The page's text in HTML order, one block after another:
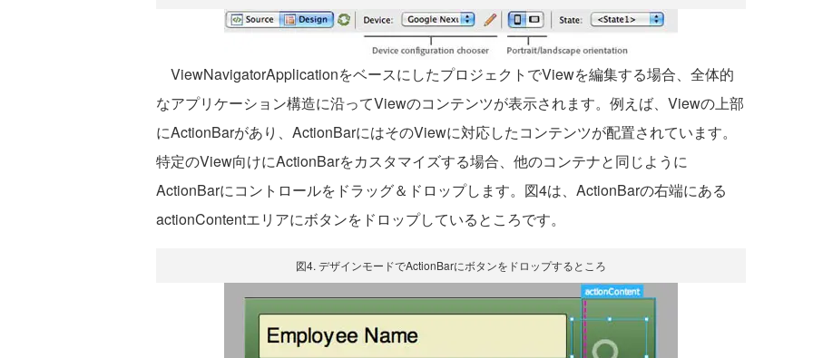
ViewNavigatorApplicationをベースにしたプロジェクトでViewを編集する場合、全体的
なアプリケーション構造に沿ってViewのコンテンツが表示されます。例えば、Viewの上部
にActionBarがあり、ActionBarにはそのViewに対応したコンテンツが配置されています。
特定のView向けにActionBarをカスタマイズする場合、他のコンテナと同じように
ActionBarにコントロールをドラッグ＆ドロップします。図4は、ActionBarの右端にある
actionContentエリアにボタンをドロップしているところです。
図4. デザインモードでActionBarにボタンをドロップするところ